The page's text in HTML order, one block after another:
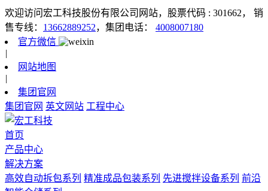
欢迎访问宏工科技股份有限公司网站，股票代码 : 301662，
销
售专线： 13662889252，集团电话： 4008007180
官方微信
|
网站地图
|
集团官网
集团官网 英文网站 工程中心
首页
产品中心
解决方案
高效自动拆包系列 精准成品包装系列 先进搅拌设备系列 前沿